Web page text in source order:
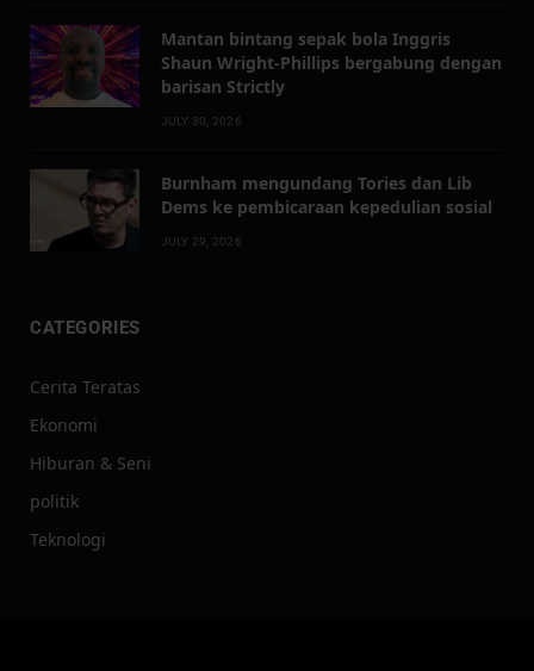
Mantan bintang sepak bola Inggris
Shaun Wright-Phillips bergabung dengan
barisan Strictly
JULY 30, 2026
Burnham mengundang Tories dan Lib
Dems ke pembicaraan kepedulian sosial
JULY 29, 2026
CATEGORIES
Cerita Teratas
Ekonomi
Hiburan & Seni
politik
Teknologi